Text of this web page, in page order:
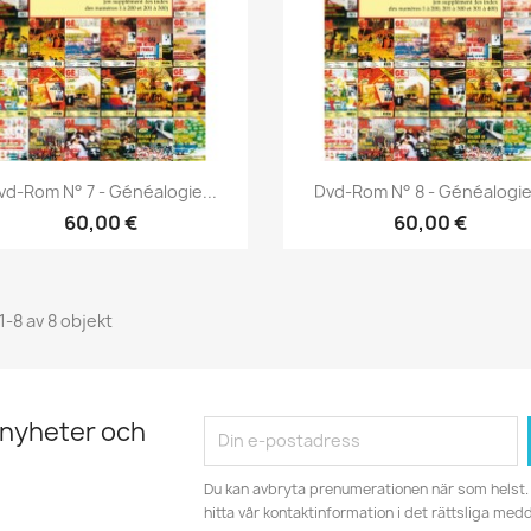
Snabbvy
Rom N° 7 - Généalogie...
60,00 €
Snabbvy
Dvd-Rom N° 8 -
60,00 €
8 av 8 objekt
och
Du kan avbryta prenumerationen när som
hitta vår kontaktinformation i det rättsliga